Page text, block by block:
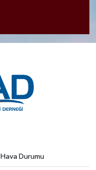
Hava Durumu